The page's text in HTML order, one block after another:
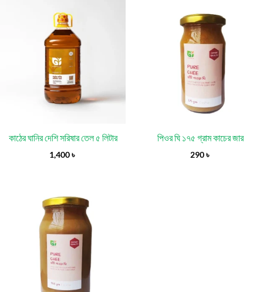
কাঠের ঘানির দেশি সরিষার তেল ৫ লিটার
1,400৳
পিওর ঘি ১৭৫ গ্রাম কাচের জার
290৳